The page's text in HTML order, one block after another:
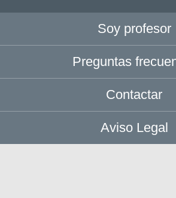
Soy profesor
Preguntas
Contactar
Aviso Legal